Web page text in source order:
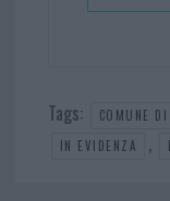
Tags: COMUNE
IN EVIDENZA ,